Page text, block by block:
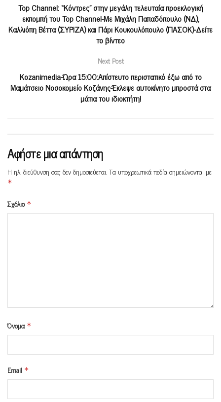
Top Channel: “Κόντρες” στην μεγάλη τελευταία προεκλογική
εκπομπή του Top Channel-Με Μιχάλη Παπαδόπουλο (ΝΔ),
Καλλιόπη Βέττα (ΣΥΡΙΖΑ) και Πάρι Κουκουλόπουλο (ΠΑΣΟΚ)-Δείτε
το βίντεο
Next Post
Kozanimedia-Ώρα 15:00:Απίστευτο περιστατικό έξω από το
Μαμάτσειο Νοσοκομείο Κοζάνης-Έκλεψε αυτοκίνητο μπροστά στα
μάτια του ιδιοκτήτη!
Αφήστε μια απάντηση
Η ηλ. διεύθυνση σας δεν δημοσιεύεται.Τα υποχρεωτικά πεδία σημειώνονται με
*
Σχόλιο *
Όνομα *
Email *